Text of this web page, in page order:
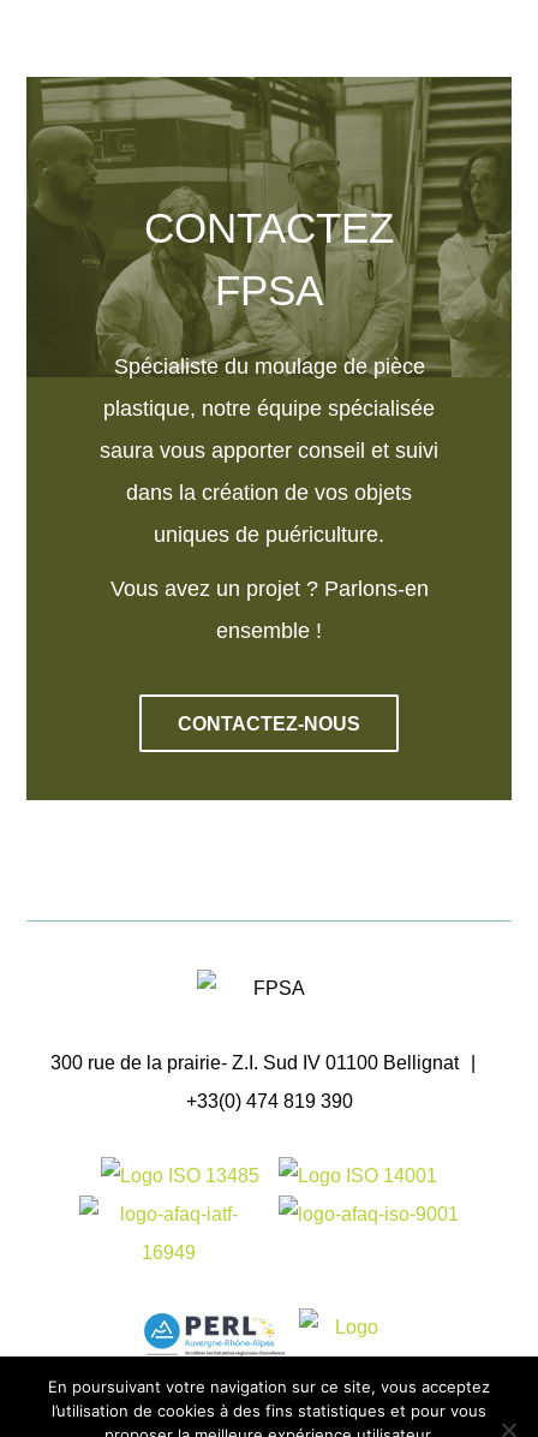
CONTACTEZ
FPSA
Spécialiste du moulage de pièce
plastique, notre équipe spécialisée
saura vous apporter conseil et suivi
dans la création de vos objets
uniques de puériculture.
Vous avez un projet ? Parlons-en
ensemble !
CONTACTEZ-NOUS
300 rue de la prairie- Z.I. Sud IV 01100 Bellignat
+33(0) 474 819 390
En poursuivant votre navigation sur ce site, vous acceptez
l’utilisation de cookies à des fins statistiques et pour vous